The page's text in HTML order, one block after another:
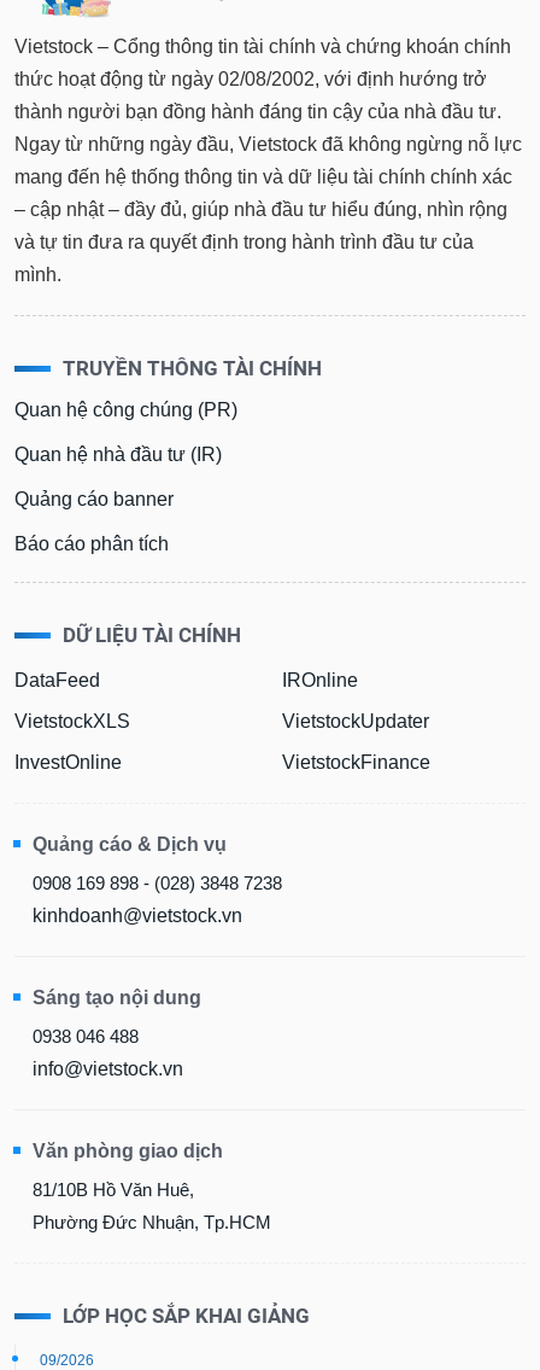
Vietstock – Cổng thông tin tài chính và chứng khoán chính
thức hoạt động từ ngày 02/08/2002, với định hướng trở
thành người bạn đồng hành đáng tin cậy của nhà đầu tư.
Ngay từ những ngày đầu, Vietstock đã không ngừng nỗ lực
mang đến hệ thống thông tin và dữ liệu tài chính chính xác
– cập nhật – đầy đủ, giúp nhà đầu tư hiểu đúng, nhìn rộng
và tự tin đưa ra quyết định trong hành trình đầu tư của
mình.
TRUYỀN THÔNG TÀI CHÍNH
Quan hệ công chúng (PR)
Quan hệ nhà đầu tư (IR)
Quảng cáo banner
Báo cáo phân tích
DỮ LIỆU TÀI CHÍNH
DataFeed
VietstockXLS
InvestOnline
IROnline
VietstockUpdater
VietstockFinance
Quảng cáo & Dịch vụ
0908 169 898 - (028) 3848 7238
kinhdoanh@vietstock.vn
Sáng tạo nội dung
0938 046 488
info@vietstock.vn
Văn phòng giao dịch
81/10B Hồ Văn Huê,
Phường Đức Nhuận, Tp.HCM
LỚP HỌC SẮP KHAI GIẢNG
09/2026